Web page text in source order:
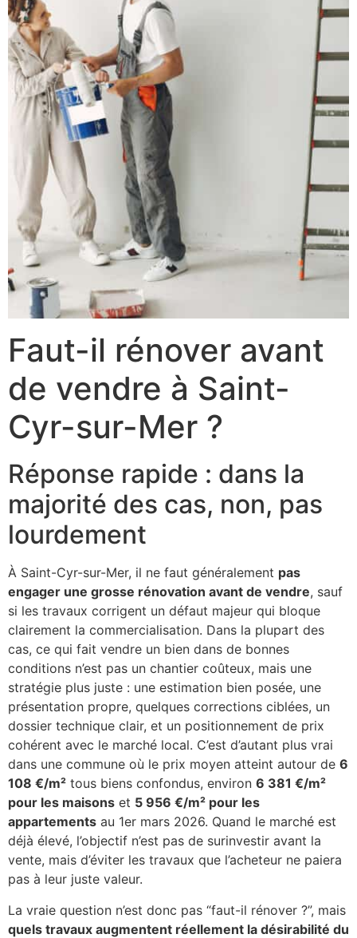
Faut-il rénover avant
de vendre à Saint-
Cyr-sur-Mer ?
Réponse rapide : dans la
majorité des cas, non, pas
lourdement
À Saint-Cyr-sur-Mer, il ne faut généralement pas
engager une grosse rénovation avant de vendre, sauf
si les travaux corrigent un défaut majeur qui bloque
clairement la commercialisation. Dans la plupart des
cas, ce qui fait vendre un bien dans de bonnes
conditions n’est pas un chantier coûteux, mais une
stratégie plus juste : une estimation bien posée, une
présentation propre, quelques corrections ciblées, un
dossier technique clair, et un positionnement de prix
cohérent avec le marché local. C’est d’autant plus vrai
dans une commune où le prix moyen atteint autour de 6
108 €/m² tous biens confondus, environ 6 381 €/m²
pour les maisons et 5 956 €/m² pour les
appartements au 1er mars 2026. Quand le marché est
déjà élevé, l’objectif n’est pas de surinvestir avant la
vente, mais d’éviter les travaux que l’acheteur ne paiera
pas à leur juste valeur.
La vraie question n’est donc pas “faut-il rénover ?”, mais
quels travaux augmentent réellement la désirabilité du